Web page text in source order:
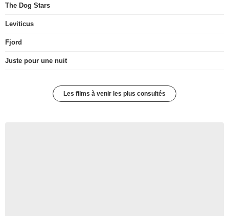
The Dog Stars
Leviticus
Fjord
Juste pour une nuit
Les films à venir les plus consultés